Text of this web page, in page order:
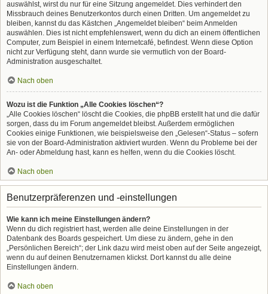
auswählst, wirst du nur für eine Sitzung angemeldet. Dies verhindert den
Missbrauch deines Benutzerkontos durch einen Dritten. Um angemeldet zu
bleiben, kannst du das Kästchen „Angemeldet bleiben“ beim Anmelden
auswählen. Dies ist nicht empfehlenswert, wenn du dich an einem öffentlichen
Computer, zum Beispiel in einem Internetcafé, befindest. Wenn diese Option
nicht zur Verfügung steht, dann wurde sie vermutlich von der Board-
Administration ausgeschaltet.
Nach oben
Wozu ist die Funktion „Alle Cookies löschen“?
„Alle Cookies löschen“ löscht die Cookies, die phpBB erstellt hat und die dafür
sorgen, dass du im Forum angemeldet bleibst. Außerdem ermöglichen
Cookies einige Funktionen, wie beispielsweise den „Gelesen“-Status – sofern
sie von der Board-Administration aktiviert wurden. Wenn du Probleme bei der
An- oder Abmeldung hast, kann es helfen, wenn du die Cookies löscht.
Nach oben
Benutzerpräferenzen und -einstellungen
Wie kann ich meine Einstellungen ändern?
Wenn du dich registriert hast, werden alle deine Einstellungen in der
Datenbank des Boards gespeichert. Um diese zu ändern, gehe in den
„Persönlichen Bereich“; der Link dazu wird meist oben auf der Seite angezeigt,
wenn du auf deinen Benutzernamen klickst. Dort kannst du alle deine
Einstellungen ändern.
Nach oben